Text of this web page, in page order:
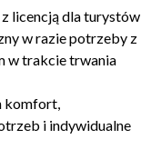
z licencją dla turystów
w razie potrzeby z
w trakcie trwania
komfort,
i indywidualne